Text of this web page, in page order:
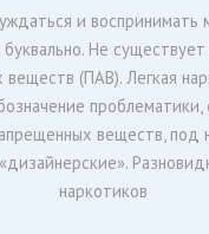
и воспринимать
буквально. Не
веществ (ПАВ). Легкая
проблематики,
веществ, под
наркотиков